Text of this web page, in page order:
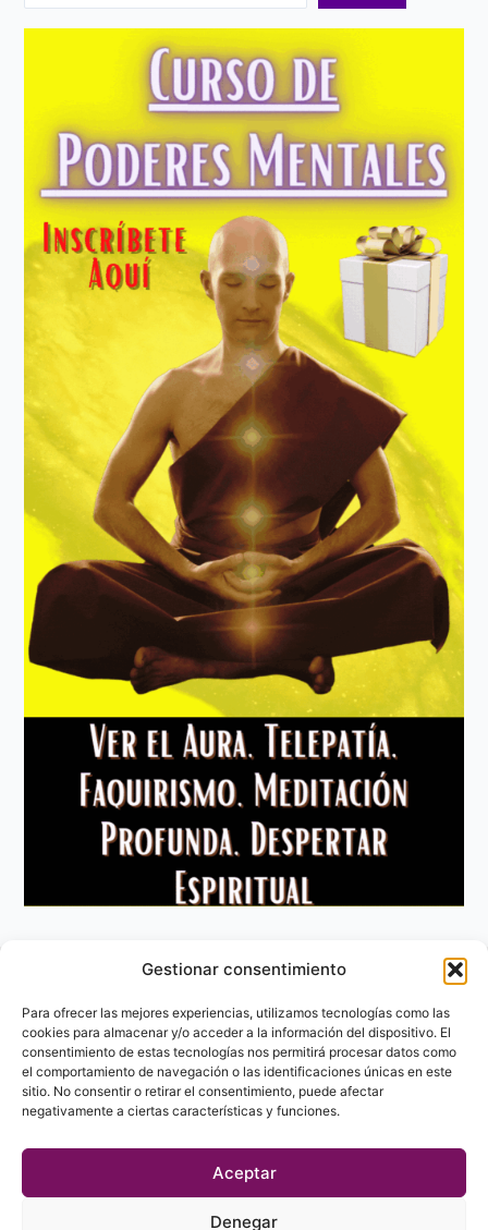
Gestionar consentimiento
Para ofrecer las mejores experiencias, utilizamos tecnologías como las
cookies para almacenar y/o acceder a la información del dispositivo. El
consentimiento de estas tecnologías nos permitirá procesar datos como
el comportamiento de navegación o las identificaciones únicas en este
sitio. No consentir o retirar el consentimiento, puede afectar
negativamente a ciertas características y funciones.
Aceptar
Denegar
Aviso Legal
Política de privacidad
Política de Cookies
Contacto